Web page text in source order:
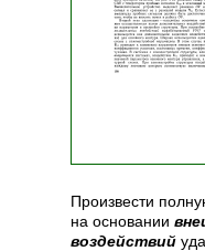
Произвести
на основании
воздействий